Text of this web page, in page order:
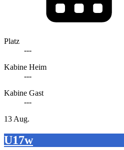
Platz
---
Kabine Heim
---
Kabine Gast
---
13 Aug.
U17w